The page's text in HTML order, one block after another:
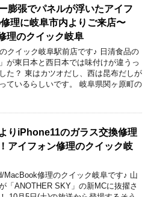
膨張でパネルが浮いたアイフ
理に岐阜市内よりご来店〜
理のクイック岐阜
クイック岐阜駅前店です♪ 日清食品の
が東日本と西日本では味付けが違うっ
た？ 東はカツオだし、西は昆布だしが
ているらしいです。 岐阜県関ヶ原町の
りiPhone11のガラス交換修理
アイフォン修理のクイック岐
MacBook修理のクイック岐阜です♪ 山
「ANOTHER SKY」の新MCに抜擢さ